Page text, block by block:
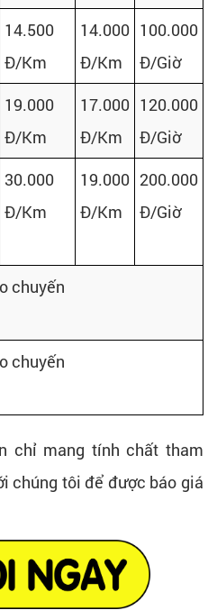
14.500
Đ/Km
14.000
Đ/Km
100.000
Đ/Giờ
19.000
Đ/Km
17.000
Đ/Km
120.000
Đ/Giờ
30.000
Đ/Km
19.000
Đ/Km
200.000
Đ/Giờ
chuyến
chuyến
chỉ mang tính chất tham
chúng tôi để được báo giá